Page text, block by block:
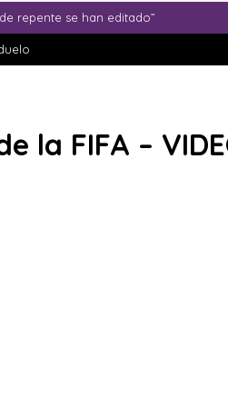
repente se han editado”
la FIFA –